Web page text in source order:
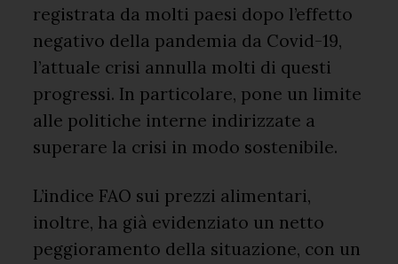
registrata da molti paesi dopo l’effetto
negativo della pandemia da Covid-19,
l’attuale crisi annulla molti di questi
progressi. In particolare, pone un limite
alle politiche interne indirizzate a
superare la crisi in modo sostenibile.
L’indice FAO sui prezzi alimentari,
inoltre, ha già evidenziato un netto
peggioramento della situazione, con un